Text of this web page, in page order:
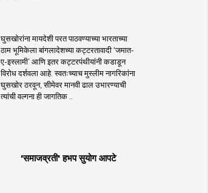
घुसखोरांना मायदेशी परत पाठवण्याच्या भारताच्या
ठाम भूमिकेला बांगलादेशच्या कट्टरतावादी ‘जमात-
ए-इस्लामी’ आणि इतर कट्टरपंथीयांनी कडाडून
विरोध दर्शवला आहे. स्वतःच्याच मुस्लीम नागरिकांना
घुसखोर ठरवून, सीमेवर मानवी ढाल उभारण्याची
त्यांची वल्गना ही जागतिक ..
'समाजव्रती' हभप सुयोग आपटे